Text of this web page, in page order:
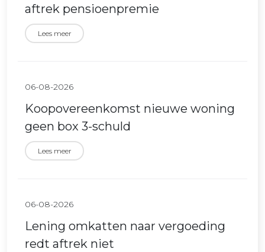
aftrek pensioenpremie
Lees meer
06-08-2026
Koopovereenkomst nieuwe woning
geen box 3-schuld
Lees meer
06-08-2026
Lening omkatten naar vergoeding
redt aftrek niet